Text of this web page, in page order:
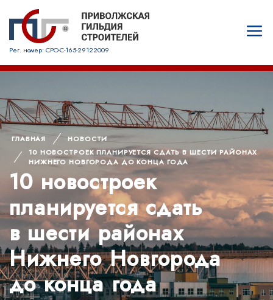
Рег. номер: СРО-С-165-29122009
ГЛАВНАЯ
НОВОСТИ
10 НОВОСТРОЕК ПЛАНИРУЕТСЯ СДАТЬ В ШЕСТИ РАЙОНАХ
НИЖНЕГО НОВГОРОДА ДО КОНЦА ГОДА
10 новостроек
планируется сдать
в шести районах
Нижнего Новгорода
до конца года